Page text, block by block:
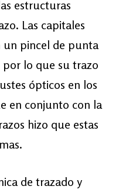
estructuras
Las capitales
un pincel de punta
por lo que su trazo
ópticos en los
en conjunto con la
hizo que estas
de trazado y